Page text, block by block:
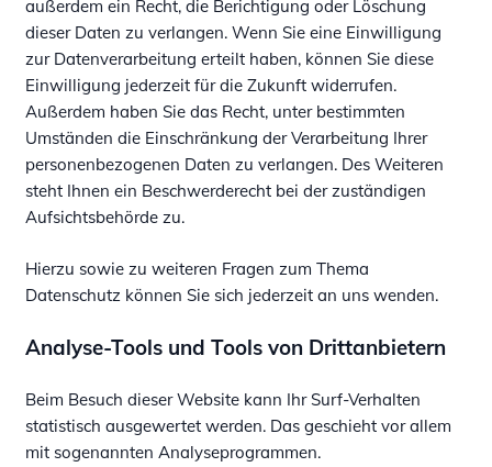
außerdem ein Recht, die Berichtigung oder Löschung
dieser Daten zu verlangen. Wenn Sie eine Einwilligung
zur Datenverarbeitung erteilt haben, können Sie diese
Einwilligung jederzeit für die Zukunft widerrufen.
Außerdem haben Sie das Recht, unter bestimmten
Umständen die Einschränkung der Verarbeitung Ihrer
personenbezogenen Daten zu verlangen. Des Weiteren
steht Ihnen ein Beschwerderecht bei der zuständigen
Aufsichtsbehörde zu.
Hierzu sowie zu weiteren Fragen zum Thema
Datenschutz können Sie sich jederzeit an uns wenden.
Analyse-Tools und Tools von Dritt­anbietern
Beim Besuch dieser Website kann Ihr Surf-Verhalten
statistisch ausgewertet werden. Das geschieht vor allem
mit sogenannten Analyseprogrammen.